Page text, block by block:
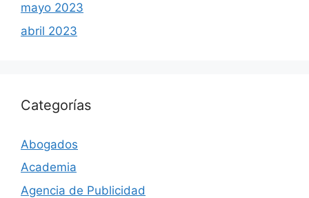
mayo 2023
abril 2023
Categorías
Abogados
Academia
Agencia de Publicidad